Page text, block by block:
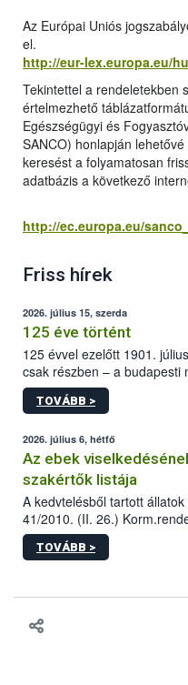
Az Európai Uniós
el.
http://eur-lex.europa.eu/
Tekintettel a rendeletekben
értelmezhető
Egészségügyi és
SANCO) honlapján
keresést a folyamatosan
adatbázis a következő
http://ec.europa.eu/
Friss hírek
2026. július 15, szerda
125 éve történt
125 évvel ezelőtt 1901.
csak részben – a budapesti
állomás a Kis Rókus utca
tervezett új épületébe.
TOVÁBB >
2026. július 6, hétfő
Az ebek
szakértők listája
A kedvtelésből tartott
41/2010. (II. 26.)
sérülés, illetve ennek
hatósági feladatokat,
TOVÁBB >